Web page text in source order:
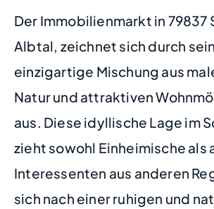
Der Immobilienmarkt in 79837
Albtal, zeichnet sich durch
einzigartige Mischung aus
Natur und attraktiven
aus. Diese idyllische Lage im
zieht sowohl Einheimische als
Interessenten aus anderen
sich nach einer ruhigen und